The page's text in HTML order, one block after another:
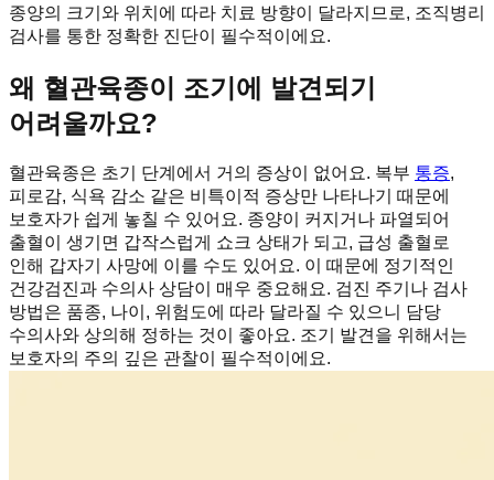
종양의 크기와 위치에 따라 치료 방향이 달라지므로, 조직병리
검사를 통한 정확한 진단이 필수적이에요.
왜 혈관육종이 조기에 발견되기
어려울까요?
혈관육종은 초기 단계에서 거의 증상이 없어요. 복부 통증,
피로감, 식욕 감소 같은 비특이적 증상만 나타나기 때문에
보호자가 쉽게 놓칠 수 있어요. 종양이 커지거나 파열되어
출혈이 생기면 갑작스럽게 쇼크 상태가 되고, 급성 출혈로
인해 갑자기 사망에 이를 수도 있어요. 이 때문에 정기적인
건강검진과 수의사 상담이 매우 중요해요. 검진 주기나 검사
방법은 품종, 나이, 위험도에 따라 달라질 수 있으니 담당
수의사와 상의해 정하는 것이 좋아요. 조기 발견을 위해서는
보호자의 주의 깊은 관찰이 필수적이에요.